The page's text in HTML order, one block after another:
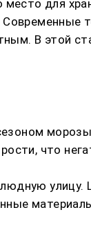
для
В этой
морозы
что
улицу.